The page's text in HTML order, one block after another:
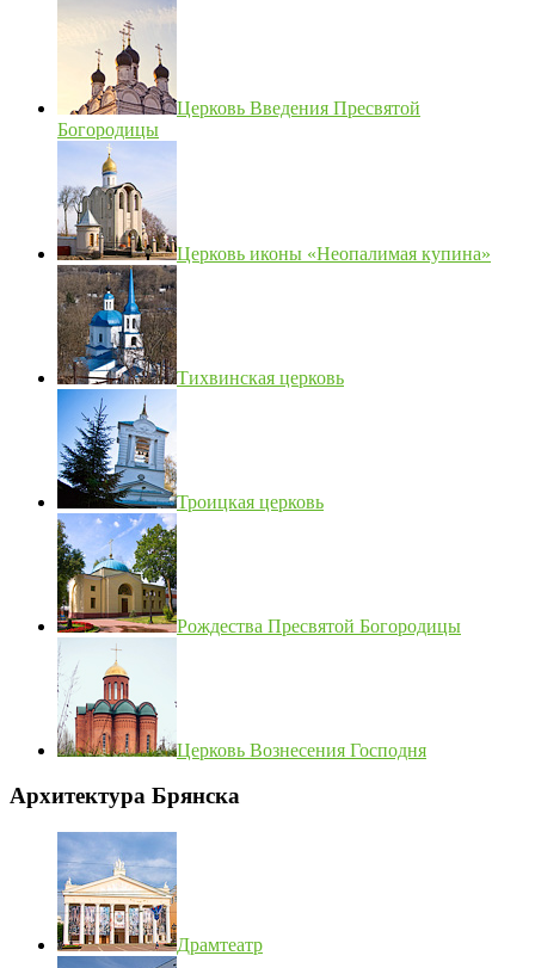
Церковь Введения Пресвятой
Богородицы
Церковь иконы «Неопалимая купина»
Тихвинская церковь
Троицкая церковь
Рождества Пресвятой Богородицы
Церковь Вознесения Господня
Архитектура Брянска
Драмтеатр